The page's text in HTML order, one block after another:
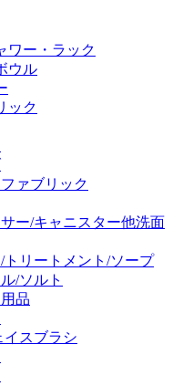
ー・ラック
ウル
ック
ァブリック
ー/キャニスター他洗面
トリートメント/ソープ
/ソルト
品
イスブラシ